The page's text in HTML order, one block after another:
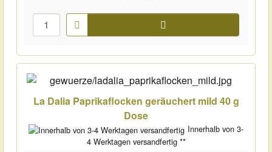
La Dalia Paprikaflocken geräuchert mild 40 g
Dose
Innerhalb von 3-
4 Werktagen versandfertig **